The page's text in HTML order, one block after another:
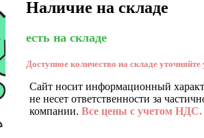
Наличие на складе
есть на складе
Доступное количество на складе
Сайт носит информационный
не несет ответственности за
компании. Все цены с учетом НДС.